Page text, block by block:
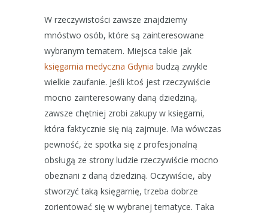
W rzeczywistości zawsze znajdziemy
mnóstwo osób, które są zainteresowane
wybranym tematem. Miejsca takie jak
księgarnia medyczna Gdynia budzą zwykle
wielkie zaufanie. Jeśli ktoś jest rzeczywiście
mocno zainteresowany daną dziedziną,
zawsze chętniej zrobi zakupy w księgarni,
która faktycznie się nią zajmuje. Ma wówczas
pewność, że spotka się z profesjonalną
obsługą ze strony ludzie rzeczywiście mocno
obeznani z daną dziedziną. Oczywiście, aby
stworzyć taką księgarnię, trzeba dobrze
zorientować się w wybranej tematyce. Taka